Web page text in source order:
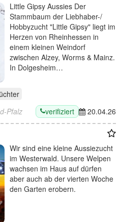
Little Gipsy Aussies Der
Stammbaum der Liebhaber-/
Hobbyzucht "Little Gipsy" liegt im
Herzen von Rheinhessen in
einem kleinen Weindorf
zwischen Alzey, Worms & Mainz.
In Dolgesheim…
Pfalz verifiziert 20.04.26
Wir sind eine kleine Aussiezucht
im Westerwald. Unsere Welpen
wachsen im Haus auf dürfen
aber auch ab der vierten Woche
den Garten erobern.